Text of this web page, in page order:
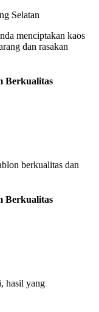
Selatan
menciptakan kaos
dan rasakan
Berkualitas
berkualitas dan
Berkualitas
hasil yang